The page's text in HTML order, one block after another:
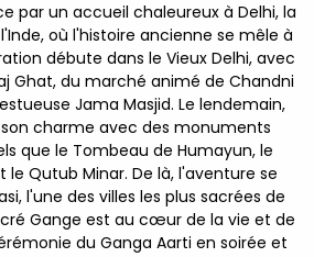
par un accueil chaleureux à Delhi, la
où l'histoire ancienne se mêle à
débute dans le Vieux Delhi, avec
Ghat, du marché animé de Chandni
Jama Masjid. Le lendemain,
son charme avec des monuments
que le Tombeau de Humayun, le
le Qutub Minar. De là, l'aventure se
l'une des villes les plus sacrées de
Gange est au cœur de la vie et de
du Ganga Aarti en soirée et